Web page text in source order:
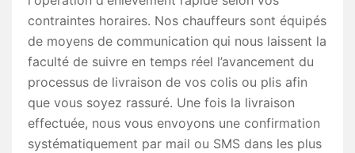
contraintes horaires. Nos chauffeurs sont équipés
de moyens de communication qui nous laissent la
faculté de suivre en temps réel l’avancement du
processus de livraison de vos colis ou plis afin
que vous soyez rassuré. Une fois la livraison
effectuée, nous vous envoyons une confirmation
systématiquement par mail ou SMS dans les plus